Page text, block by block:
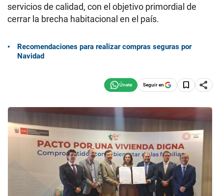
servicios de calidad, con el objetivo primordial de
cerrar la brecha habitacional en el país.
Recomendaciones para realizar compras seguras por
Navidad
Seguir en